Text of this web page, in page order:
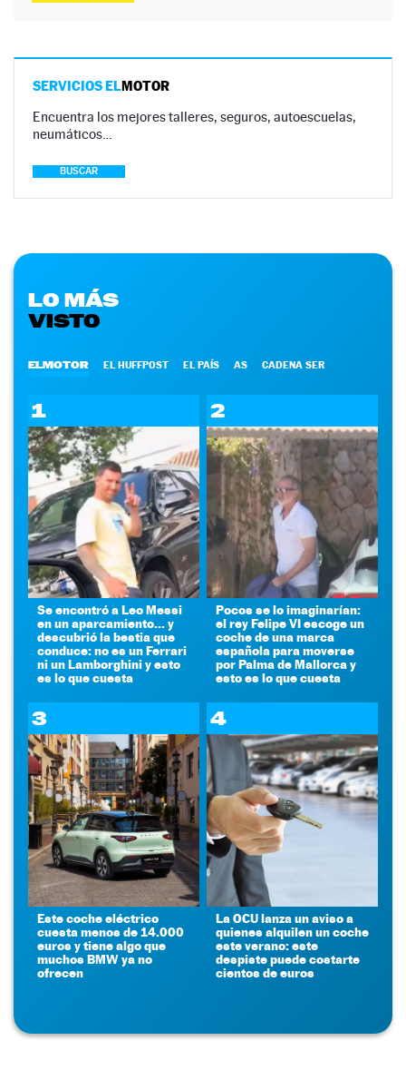
SERVICIOS ELMOTOR
Encuentra los mejores talleres, seguros, autoescuelas,
neumáticos…
BUSCAR
LO MÁS
VISTO
ELMOTOR EL HUFFPOST EL PAÍS AS CADENA SER
1
Se encontró a Leo Messi
en un aparcamiento... y
descubrió la bestia que
conduce: no es un Ferrari
ni un Lamborghini y esto
es lo que cuesta
2
Pocos se lo imaginarían:
el rey Felipe VI escoge un
coche de una marca
española para moverse
por Palma de Mallorca y
esto es lo que cuesta
3
Este coche eléctrico
cuesta menos de 14.000
euros y tiene algo que
muchos BMW ya no
ofrecen
4
La OCU lanza un aviso a
quienes alquilen un coche
este verano: este
despiste puede costarte
cientos de euros